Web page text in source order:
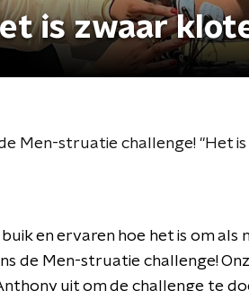
is zwaar
Men-struatie challenge! "Het
en ervaren hoe het is om als
de Men-struatie challenge!
uit om de challenge te